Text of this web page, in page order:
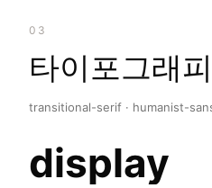
03
타이포그래피
transitional-serif · humanist-
display